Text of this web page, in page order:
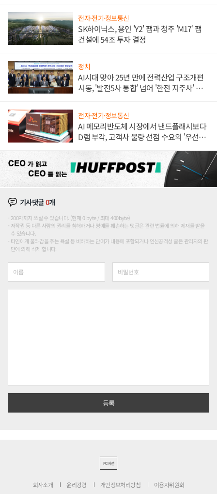
전자·전기·정보통신
SK하이닉스, 용인 'Y2' 팹과 청주 'M17' 팹
건설에 54조 투자 결정
정치
AI시대 맞아 25년 만에 전력산업 구조개편
시동, '발전5사 통합' 넘어 '한전 지주사' 재편
전자·전기·정보통신
AI 메모리반도체 시장에서 낸드플래시보다
D램 부각, 고객사 물량 선점 수요의 '우선순
기사댓글0개
200자까지 쓰실 수 있습니다. (현재 0 byte / 최대 400byte)
저작권 등 다른 사람의 권리를 침해하거나 명예를 훼손하는 댓글은 관련 법률에 의해 제재를 받을
수 있습니다.
타인에게 불쾌감을 주는 욕설 등 비하하는 단어가 내용에 포함되거나 인신공격성 글은 관리자의 판
단에 의해 삭제 합니다.
PC버전
회사소개 윤리강령 개인정보처리방침 이용자위원회